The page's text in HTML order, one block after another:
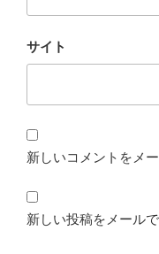
サイト
新しいコメントをメ
新しい投稿をメール